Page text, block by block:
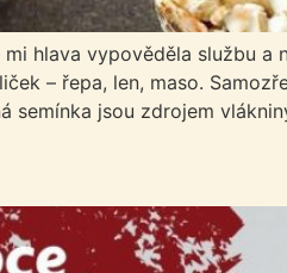
hlava vypověděla službu
– řepa, len, maso.
semínka jsou zdrojem